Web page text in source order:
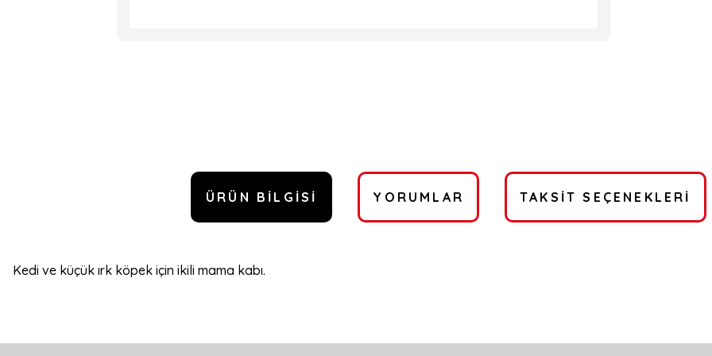
ÜRÜN BILGISI YORUMLAR TAKSIT SEÇENEKLERI
Kedi ve küçük ırk köpek için ikili mama kabı.